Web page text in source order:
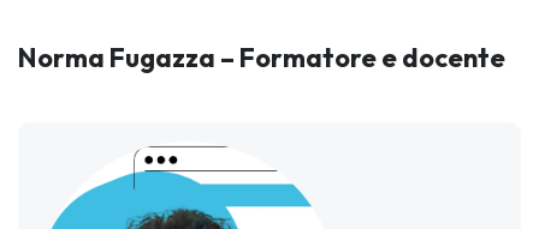
Norma Fugazza – Formatore e docente